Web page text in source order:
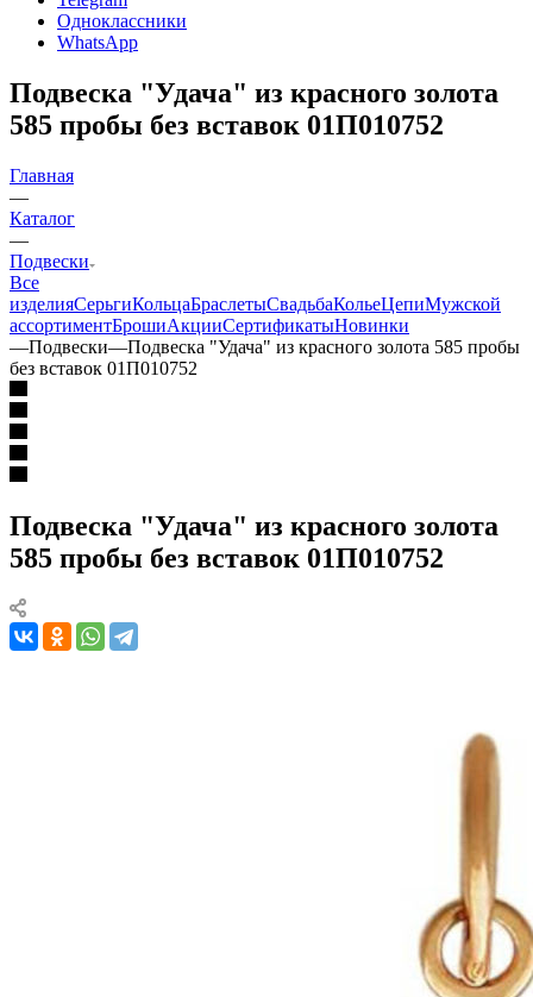
Одноклассники
WhatsApp
Подвеска "Удача" из красного золота
585 пробы без вставок 01П010752
Главная
—
Каталог
—
Подвески
Все
изделияСерьгиКольцаБраслетыСвадьбаКольеЦепиМужской
ассортиментБрошиАкцииСертификатыНовинки
—Подвески—Подвеска "Удача" из красного золота 585 пробы
без вставок 01П010752
Подвеска "Удача" из красного золота
585 пробы без вставок 01П010752